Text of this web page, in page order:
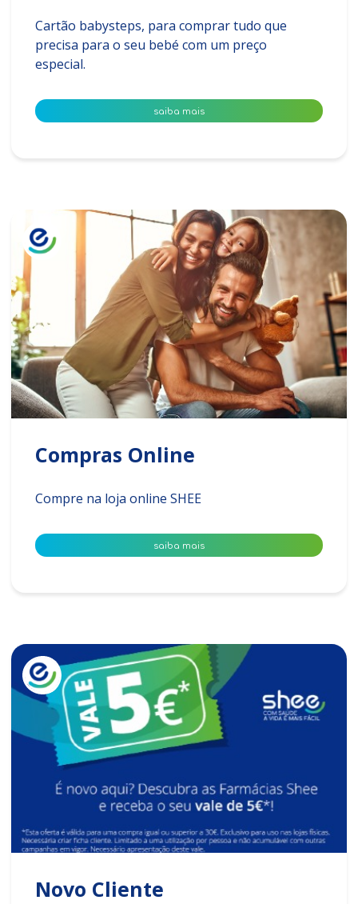
Cartão babysteps, para comprar tudo que
precisa para o seu bebé com um preço
especial.
saiba mais
Compras Online
Compre na loja online SHEE
saiba mais
Novo Cliente